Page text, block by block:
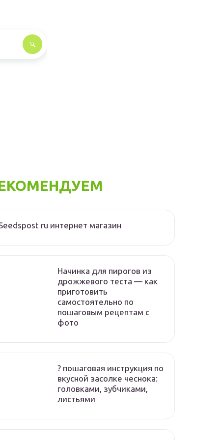
ru интернет магазин
Начинка для пирогов из
дрожжевого теста — как
приготовить
самостоятельно по
пошаговым рецептам с
фото
? пошаговая инструкция по
вкусной засолке чеснока:
головками, зубчиками,
листьями